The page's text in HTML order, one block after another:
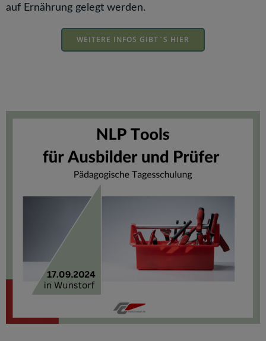
auf Ernährung gelegt werden.
WEITERE INFOS GIBT`S HIER